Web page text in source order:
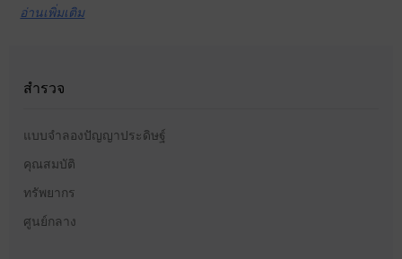
อ่านเพิ่มเติม
สำรวจ
แบบจำลองปัญญาประดิษฐ์
คุณสมบัติ
ทรัพยากร
ศูนย์กลาง